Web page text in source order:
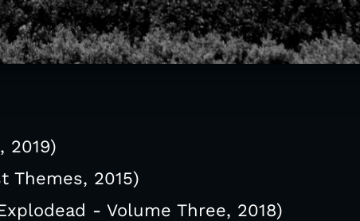
2019)
Themes, 2015)
- Volume Three, 2018)